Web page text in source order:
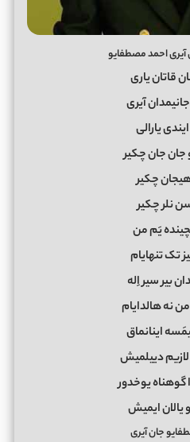
احمد مصطفایو
قاتان یاری
آیری
یارالی
جان جان چکیر
چکیر
نلر چکیر
یَم من
تک تنهایام
بیر سیر اِله
نه هالدایام
اینانماق
دییلمیش
گوهناه یوخدور
یالان ایمیش
جان آیری